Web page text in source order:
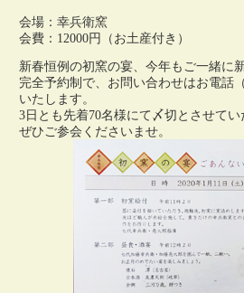
会場：幸兵衛窯
会費：12000円（お土産付き）
新春恒例の初窯の宴、今年もご一緒に
完全予約制で、お問い合わせはお電話
いたします。
3日とも先着70名様にて〆切とさせて
ぜひご参会くださいませ。